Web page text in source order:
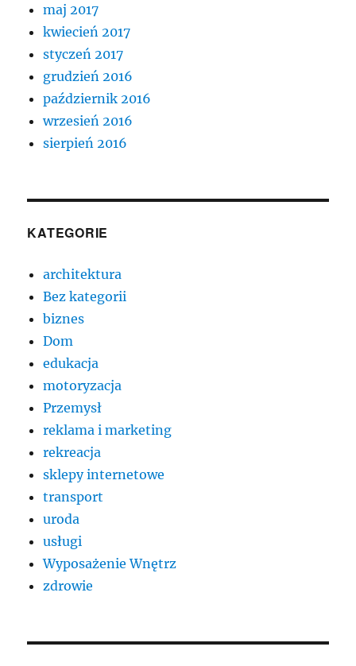
maj 2017
kwiecień 2017
styczeń 2017
grudzień 2016
październik 2016
wrzesień 2016
sierpień 2016
KATEGORIE
architektura
Bez kategorii
biznes
Dom
edukacja
motoryzacja
Przemysł
reklama i marketing
rekreacja
sklepy internetowe
transport
uroda
usługi
Wyposażenie Wnętrz
zdrowie